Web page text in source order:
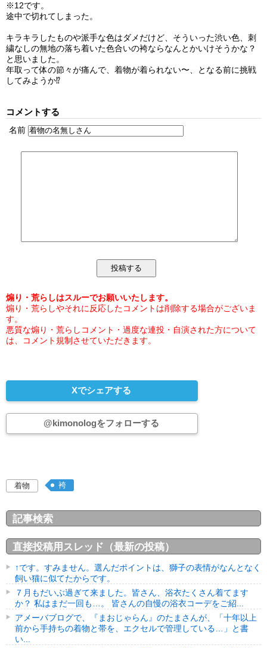
※12です。
途中で切れてしまった。
キラキラしたものや派手な色はダメだけど、そういった渋い色、刺
繍なしの無地の落ち着いた色合いの袴ならなんとかいけそうかな？
と思いました。
年取って体の節々が痛んで、着物が着られない〜、となる前に挑戦
してみようか⁉︎
コメントする
名前
煽り・荒らしはスルーでお願いいたします。
煽り・荒らしやそれに反応したコメントは削除する場合がございま
す。
悪質な煽り・荒らしコメント・過度な連投・自演された方について
は、コメント規制させていただきます。
Xでシェアする
@kimonologをフォローする
着物 袴
記事検索
直接投稿用スレッド（最新の投稿）
↑です。すみません。選んだポイントは、獅子の表情がなんとなく
飼い猫に似てたからです。
７月もだいぶ過ぎて来ました。皆さん、浴衣たくさん着てます
か？ 私はまだ一回も…。 皆さんの自慢の浴衣コーデをご紹...
アメーバブログで、『まおじゃらん』のたまさんが、「十年以上
前から手持ちの着物と帯を、エクセルで管理している…」と書
い...